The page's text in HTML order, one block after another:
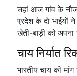
जहां आज गांव के
प्रदेश के दो भाईयों
खेती-बाड़ी को
चाय निर्यात
भारतीय चाय की